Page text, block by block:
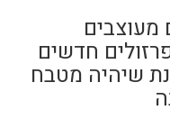
מעוצבים
חדשים
שיהיה מטבח